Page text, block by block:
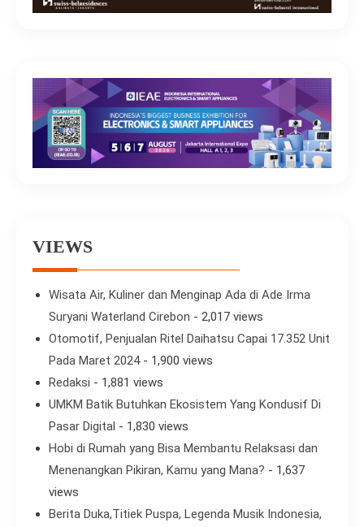
VIEWS
Wisata Air, Kuliner dan Menginap Ada di Ade Irma
Suryani Waterland Cirebon - 2,017 views
Otomotif, Penjualan Ritel Daihatsu Capai 17.352 Unit
Pada Maret 2024- 1,900 views
Redaksi - 1,881 views
UMKM Batik Butuhkan Ekosistem Yang Kondusif Di
Pasar Digital - 1,830 views
Hobi di Rumah yang Bisa Membantu Relaksasi dan
Menenangkan Pikiran, Kamu yang Mana? - 1,637
views
Berita Duka,Titiek Puspa, Legenda Musik Indonesia,